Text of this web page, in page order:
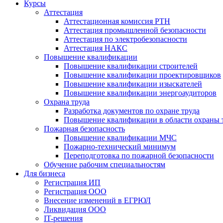
Курсы
Аттестация
Аттестационная комиссия РТН
Аттестация промышленной безопасности
Аттестация по электробезопасности
Аттестация НАКС
Повышение квалификации
Повышение квалификации строителей
Повышение квалификации проектировщиков
Повышение квалификации изыскателей
Повышение квалификации энергоаудиторов
Охрана труда
Разработка документов по охране труда
Повышение квалификации в области охраны
Пожарная безопасность
Повышение квалификации МЧС
Пожарно-технический минимум
Переподготовка по пожарной безопасности
Обучение рабочим специальностям
Для бизнеса
Регистрация ИП
Регистрация ООО
Внесение изменений в ЕГРЮЛ
Ликвидация ООО
IT-решения